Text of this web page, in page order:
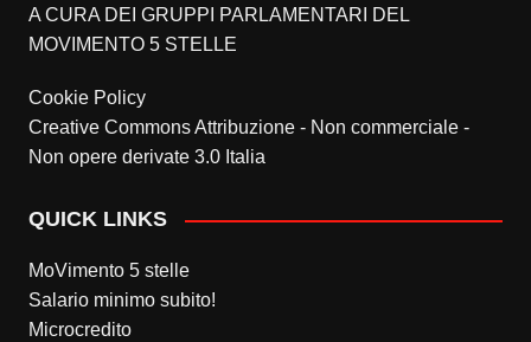
A CURA DEI GRUPPI PARLAMENTARI DEL
MOVIMENTO 5 STELLE
Cookie Policy
Creative Commons Attribuzione - Non commerciale -
Non opere derivate 3.0 Italia
QUICK LINKS
MoVimento 5 stelle
Salario minimo subito!
Microcredito